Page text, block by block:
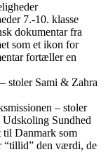
7.-10. klasse
dokumentar fra
som et ikon for
fortæller en
stoler Sami & Zahra
– stoler
Udskoling Sundhed
til Danmark som
“tillid” den værdi, de